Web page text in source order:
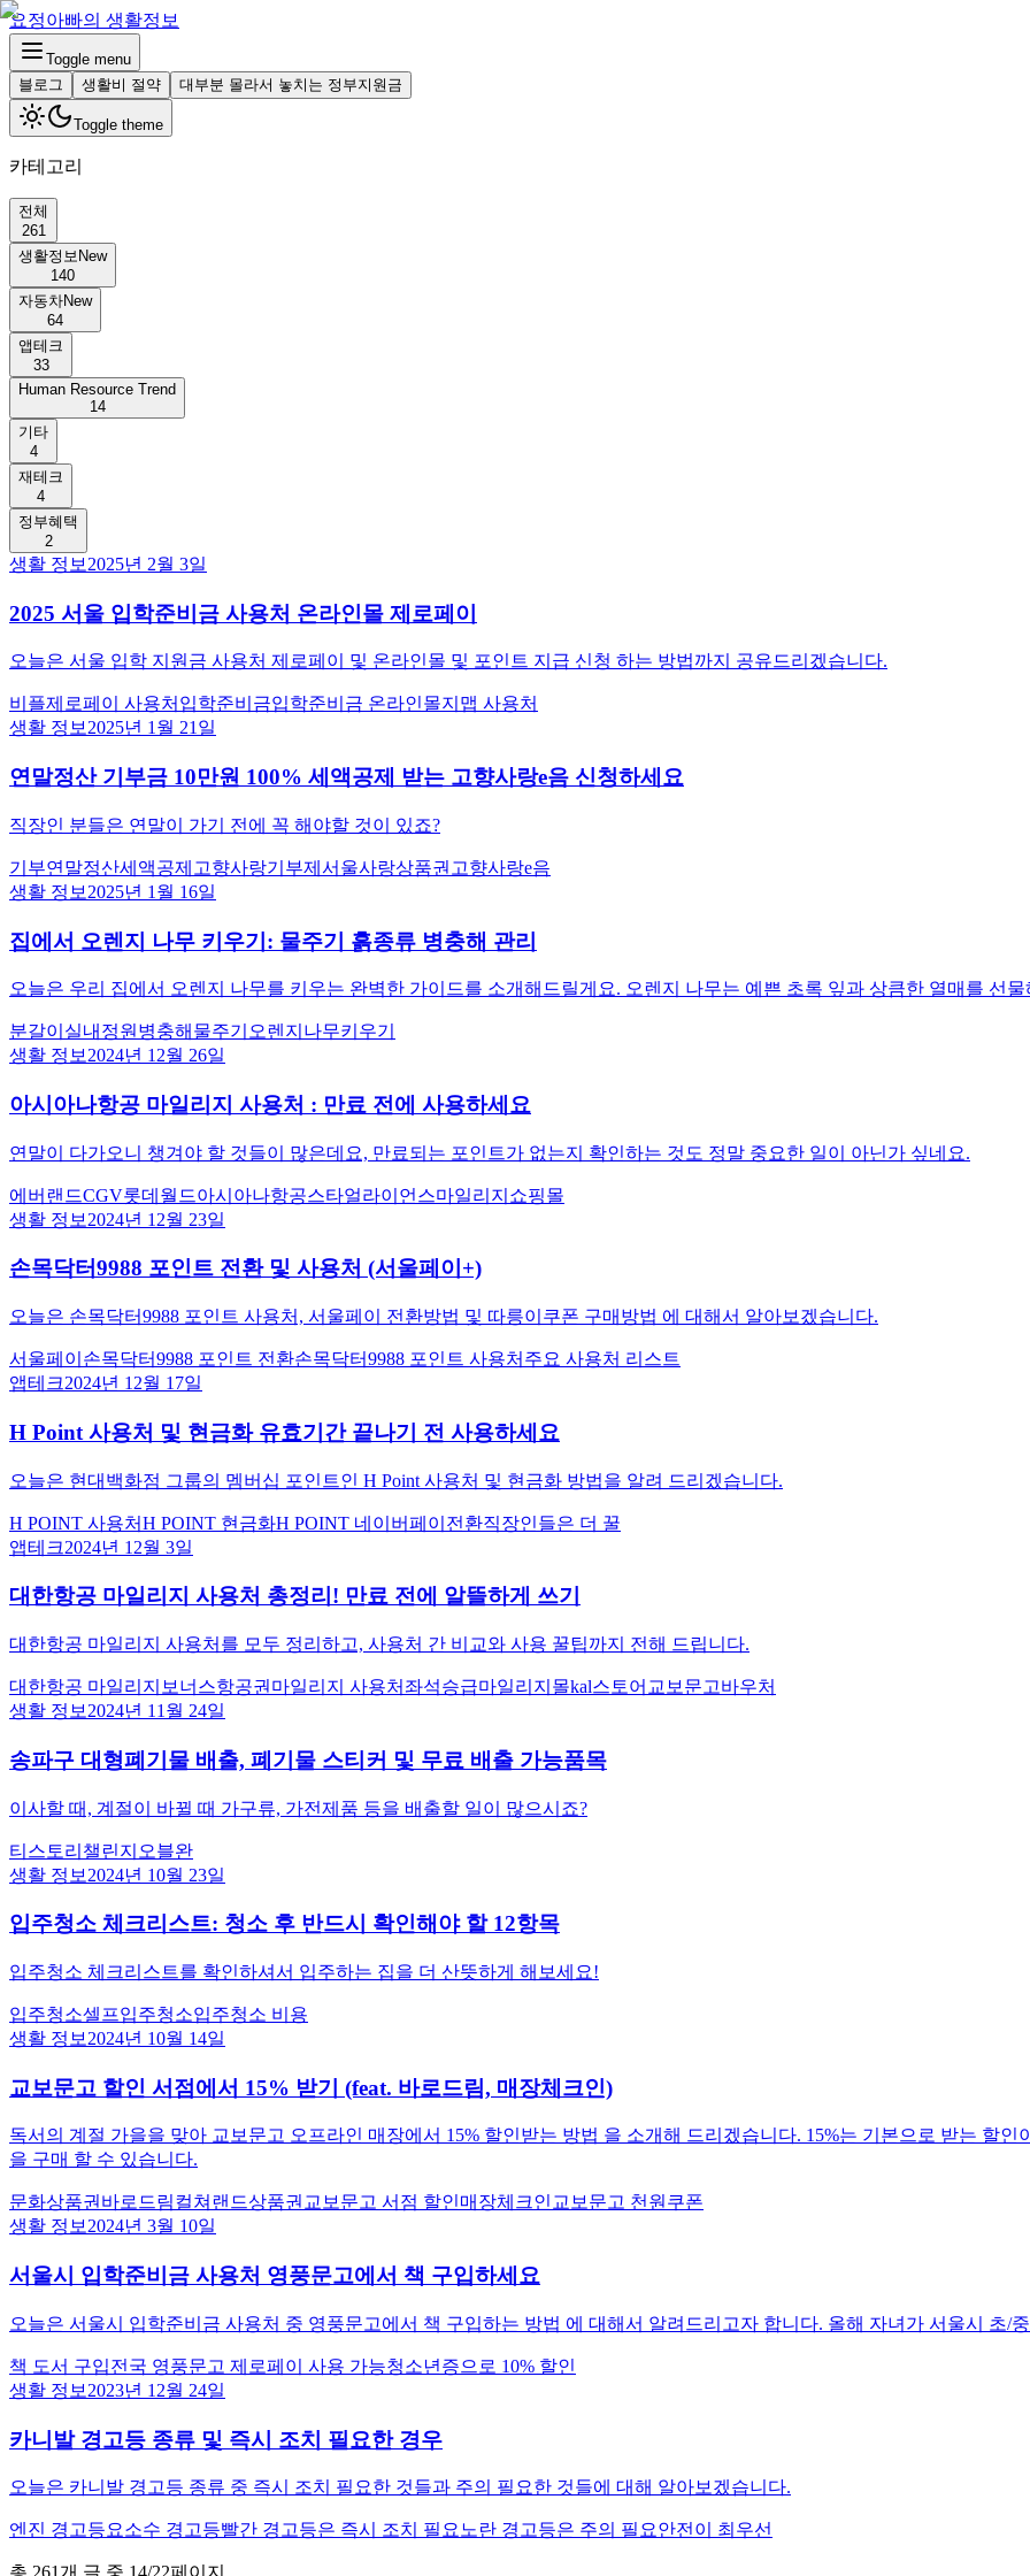
요정아빠의 생활정보
Toggle menu
블로그
생활비 절약 대부분 몰라서 놓치는 정부지원금
Toggle theme
카테고리
전체
261
생활정보 New
140
자동차New
64
앱테크
33
Human Resource Trend
14
기타
4
재테크
4
정부혜택
2
생활 정보 2025년 2월 3일
2025 서울 입학준비금 사용처 온라인몰 제로페이
오늘은 서울 입학 지원금 사용처 제로페이 및 온라인몰 및 포인트 지급 신청 하는 방법까지 공유드리겠습니다.
비플제로페이 사용처 입학준비금입학준비금 온라인몰지맵 사용처
생활 정보2025년 1월 21일
연말정산 기부금 10만원 100% 세액공제 받는 고향사랑e음 신청하세요
직장인 분들은 연말이 가기 전에 꼭 해야할 것이 있죠?
기부연말정산세액공제 고향사랑기부제 서울사랑상품권 고향사랑e음
생활 정보 2025년 1월 16일
집에서 오렌지 나무 키우기: 물주기 흙종류 병충해 관리
오늘은 우리 집에서 오렌지 나무를 키우는 완벽한 가이드를 소개해드릴게요. 오렌지 나무는 예쁜 초록 잎과 상큼한 열매를 선
분갈이 실내정원 병충해 물주기 오렌지나무키우기
생활 정보 2024년 12월 26일
아시아나항공 마일리지 사용처 : 만료 전에 사용하세요
연말이 다가오니 챙겨야 할 것들이 많은데요, 만료되는 포인트가 없는지 확인하는 것도 정말 중요한 일이 아닌가 싶네요.
에버랜드CGV롯데월드아시아나항공스타얼라이언스마일리지쇼핑몰
생활 정보 2024년 12월 23일
손목닥터9988 포인트 전환 및 사용처 (서울페이+)
오늘은 손목닥터9988 포인트 사용처, 서울페이 전환방법 및 따릉이쿠폰 구매방법 에 대해서 알아보겠습니다.
서울페이 손목닥터9988 포인트 전환손목닥터9988 포인트 사용처 주요 사용처 리스트
앱테크2024년 12월 17일
H Point 사용처 및 현금화 유효기간 끝나기 전 사용하세요
오늘은 현대백화점 그룹의 멤버십 포인트인 H Point 사용처 및 현금화 방법을 알려 드리겠습니다.
H POINT 사용처H POINT 현금화H POINT 네이버페이전환직장인들은 더 꿀
앱테크2024년 12월 3일
대한항공 마일리지 사용처 총정리! 만료 전에 알뜰하게 쓰기
대한항공 마일리지 사용처를 모두 정리하고, 사용처 간 비교와 사용 꿀팁까지 전해 드립니다.
대한항공 마일리지 보너스항공권 마일리지 사용처좌석승급마일리지몰kal스토어 교보문고바우처
생활 정보 2024년 11월 24일
송파구 대형폐기물 배출, 폐기물 스티커 및 무료 배출 가능품목
이사할 때, 계절이 바뀔 때 가구류, 가전제품 등을 배출할 일이 많으시죠?
티스토리챌린지 오블완
생활 정보 2024년 10월 23일
입주청소 체크리스트: 청소 후 반드시 확인해야 할 12항목
입주청소 체크리스트를 확인하셔서 입주하는 집을 더 산뜻하게 해보세요!
입주청소셀프입주청소입주청소 비용
생활 정보 2024년 10월 14일
교보문고 할인 서점에서 15% 받기 (feat. 바로드림, 매장체크인)
독서의 계절 가을을 맞아 교보문고 오프라인 매장에서 15% 할인받는 방법 을 소개해 드리겠습니다. 15%는 기본으로 받는 할
을 구매 할 수 있습니다.
문화상품권 바로드림컬쳐랜드상품권 교보문고 서점 할인매장체크인 교보문고 천원쿠폰
생활 정보 2024년 3월 10일
서울시 입학준비금 사용처 영풍문고에서 책 구입하세요
오늘은 서울시 입학준비금 사용처 중 영풍문고에서 책 구입하는 방법 에 대해서 알려드리고자 합니다. 올해 자녀가 서울시 초/
책 도서 구입전국 영풍문고 제로페이 사용 가능청소년증으로 10% 할인
생활 정보 2023년 12월 24일
카니발 경고등 종류 및 즉시 조치 필요한 경우
오늘은 카니발 경고등 종류 중 즉시 조치 필요한 것들과 주의 필요한 것들에 대해 알아보겠습니다.
엔진 경고등요소수 경고등빨간 경고등은 즉시 조치 필요 노란 경고등은 주의 필요안전이 최우선